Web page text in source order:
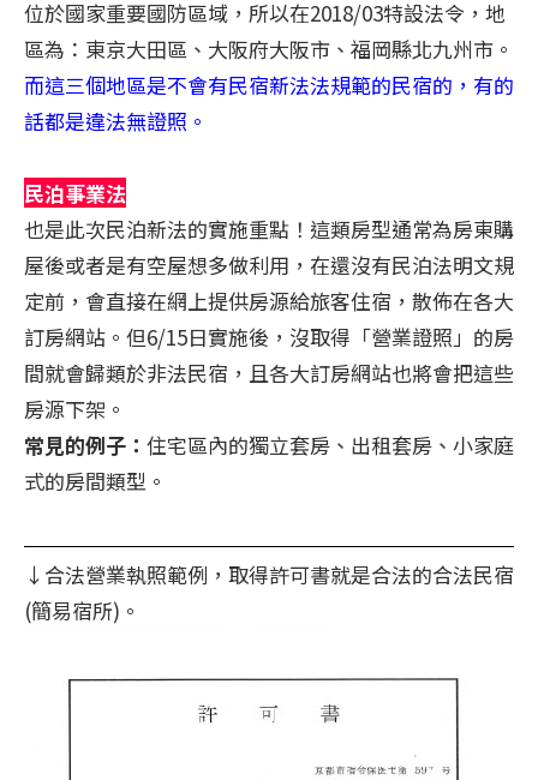
位於國家重要國防區域，所以在2018/03特設法令，地
區為：東京大田區、大阪府大阪市、福岡縣北九州市。
而這三個地區是不會有民宿新法法規範的民宿的，有的
話都是違法無證照。
民泊事業法
也是此次民泊新法的實施重點！這類房型通常為房東購
屋後或者是有空屋想多做利用，在還沒有民泊法明文規
定前，會直接在網上提供房源給旅客住宿，散佈在各大
訂房網站。但6/15日實施後，沒取得「營業證照」的房
間就會歸類於非法民宿，且各大訂房網站也將會把這些
房源下架。
常見的例子： 住宅區內的獨立套房、出租套房、小家庭
式的房間類型。
↓合法營業執照範例，取得許可書就是合法的合法民宿
(簡易宿所)。